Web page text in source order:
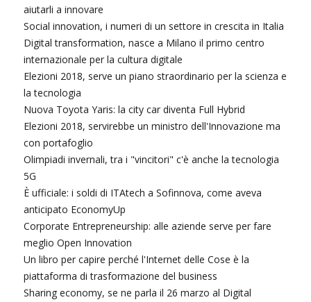
aiutarli a innovare
Social innovation, i numeri di un settore in crescita in Italia
Digital transformation, nasce a Milano il primo centro
internazionale per la cultura digitale
Elezioni 2018, serve un piano straordinario per la scienza e
la tecnologia
Nuova Toyota Yaris: la city car diventa Full Hybrid
Elezioni 2018, servirebbe un ministro dell'Innovazione ma
con portafoglio
Olimpiadi invernali, tra i "vincitori" c'è anche la tecnologia
5G
È ufficiale: i soldi di ITAtech a Sofinnova, come aveva
anticipato EconomyUp
Corporate Entrepreneurship: alle aziende serve per fare
meglio Open Innovation
Un libro per capire perché l'Internet delle Cose è la
piattaforma di trasformazione del business
Sharing economy, se ne parla il 26 marzo al Digital